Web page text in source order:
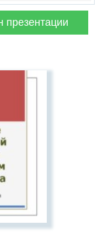
презентации